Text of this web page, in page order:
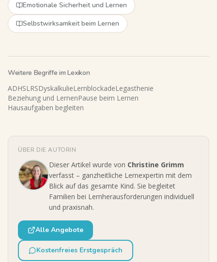
Emotionale Sicherheit und Lernen
Selbstwirksamkeit beim Lernen
Weitere Begriffe im Lexikon
ADHSLRSDyskalkulieLernblockadeLegasthenie
Beziehung und LernenPause beim Lernen
Hausaufgaben begleiten
ÜBER DIE AUTORIN
Dieser Artikel wurde von Christine Grimm
verfasst – ganzheitliche Lernexpertin mit dem
Blick auf das gesamte Kind. Sie begleitet
Familien bei Lernherausforderungen individuell
und praxisnah.
Alle Angebote
Kostenfreies Erstgespräch